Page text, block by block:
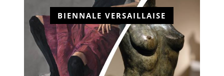
BIENNALE VERSAILLAISE